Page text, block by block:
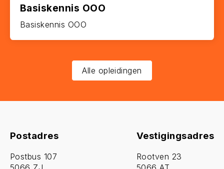
Basiskennis OOO
Basiskennis OOO
Alle opleidingen
Postadres
Postbus 107
Vestigingsadres
Rootven 23